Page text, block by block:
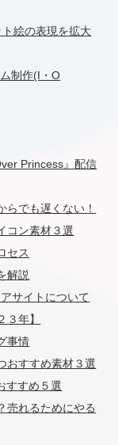
絵の表現を拡大
制作(I・O
Princess』配信
らでも遅くない！
コン素材３選
セス
解説
サイトについて
年】
事情
おすすめ素材３選
すすめ５選
売れるためにやる